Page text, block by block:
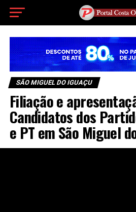
SÃO MIGUEL DO IGUAÇU
Filiação e
Candidatos dos
e PT em São Miguel